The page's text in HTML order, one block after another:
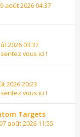
août 2026 04:37
2026 03:37
vous ici !
2026 20:23
vous ici !
Targets
août 2026 11:55